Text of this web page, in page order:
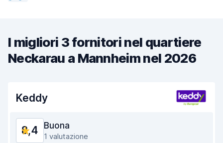
I migliori 3 fornitori nel quartiere
Neckarau a Mannheim nel 2026
Keddy
8,4 Buona
1 valutazione